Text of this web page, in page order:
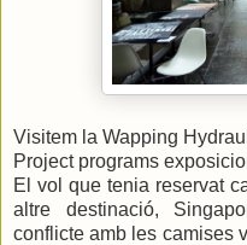
Visitem la Wapping
Project programs
El vol que tenia reservat
altre destinació,
conflicte amb les camises